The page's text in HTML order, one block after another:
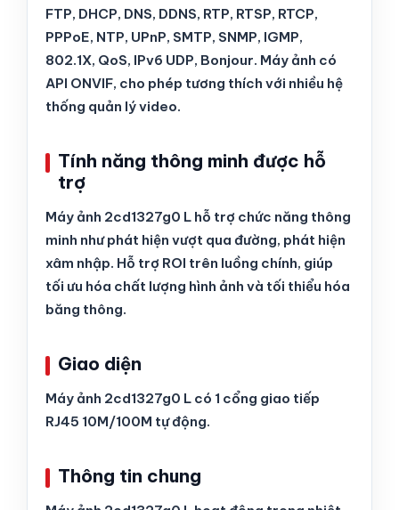
FTP, DHCP, DNS, DDNS, RTP, RTSP, RTCP,
PPPoE, NTP, UPnP, SMTP, SNMP, IGMP,
802.1X, QoS, IPv6 UDP, Bonjour. Máy ảnh có
API ONVIF, cho phép tương thích với nhiều hệ
thống quản lý video.
Tính năng thông minh được hỗ
trợ
Máy ảnh 2cd1327g0 L hỗ trợ chức năng thông
minh như phát hiện vượt qua đường, phát hiện
xâm nhập. Hỗ trợ ROI trên luồng chính, giúp
tối ưu hóa chất lượng hình ảnh và tối thiểu hóa
băng thông.
Giao diện
Máy ảnh 2cd1327g0 L có 1 cổng giao tiếp
RJ45 10M/100M tự động.
Thông tin chung